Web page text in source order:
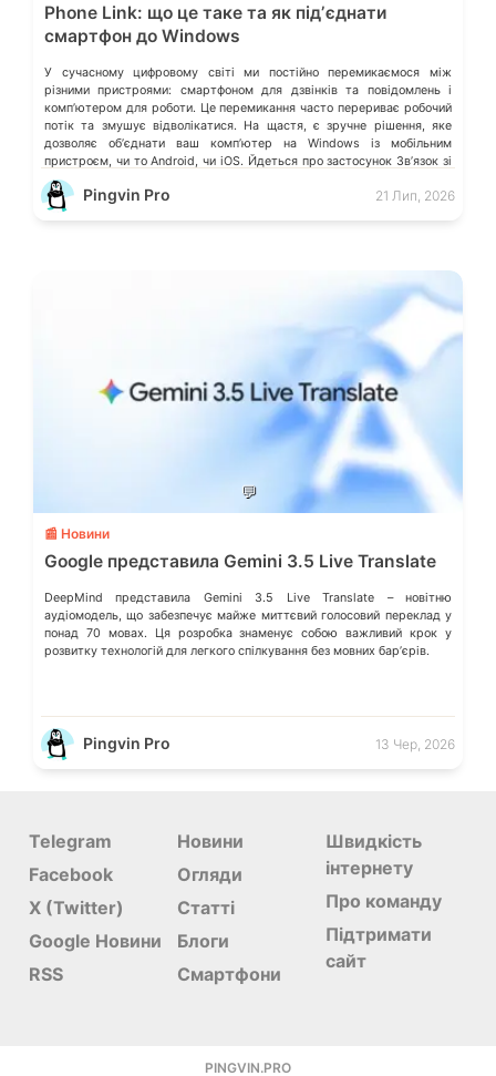
Phone Link: що це таке та як підʼєднати
смартфон до Windows
У сучасному цифровому світі ми постійно перемикаємося між
різними пристроями: смартфоном для дзвінків та повідомлень і
компʼютером для роботи. Це перемикання часто перериває робочий
потік та змушує відволікатися. На щастя, є зручне рішення, яке
дозволяє обʼєднати ваш компʼютер на Windows із мобільним
пристроєм, чи то Android, чи iOS. Йдеться про застосунок Звʼязок зі
смартфоном (Phone Link) від Microsoft, що перетворює ваш ПК на
своєрідний «міст» до функцій смартфона.
Pingvin Pro 21 Лип, 2026
💬
📰 Новини
Google представила Gemini 3.5 Live Translate
DeepMind представила Gemini 3.5 Live Translate – новітню
аудіомодель, що забезпечує майже миттєвий голосовий переклад у
понад 70 мовах. Ця розробка знаменує собою важливий крок у
розвитку технологій для легкого спілкування без мовних барʼєрів.
Pingvin Pro 13 Чер, 2026
Telegram
Facebook
X (Twitter)
Google Новини
RSS
Новини
Огляди
Статті
Блоги
Смартфони
Швидкість
інтернету
Про команду
Підтримати
сайт
PINGVIN.PRO